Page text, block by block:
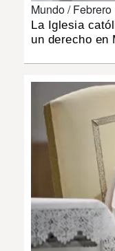
DEPORTES
MULTIMEDIA
Mundo /
La Iglesia
un derecho en